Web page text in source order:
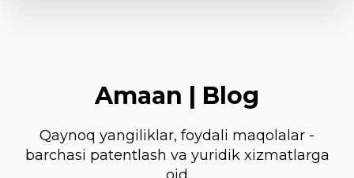
Amaan | Blog
Qaynoq yangiliklar, foydali maqolalar -
barchasi patentlash va yuridik xizmatlarga